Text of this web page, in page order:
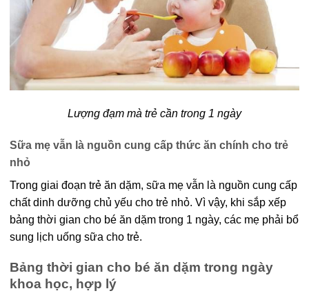
Lượng đạm mà trẻ cần trong 1 ngày
Sữa mẹ vẫn là nguồn cung cấp thức ăn chính cho trẻ
nhỏ
Trong giai đoạn trẻ ăn dặm, sữa mẹ vẫn là nguồn cung cấp
chất dinh dưỡng chủ yếu cho trẻ nhỏ. Vì vậy, khi sắp xếp
bảng thời gian cho bé ăn dặm trong 1 ngày, các mẹ phải bổ
sung lịch uống sữa cho trẻ.
Bảng thời gian cho bé ăn dặm trong ngày
khoa học, hợp lý